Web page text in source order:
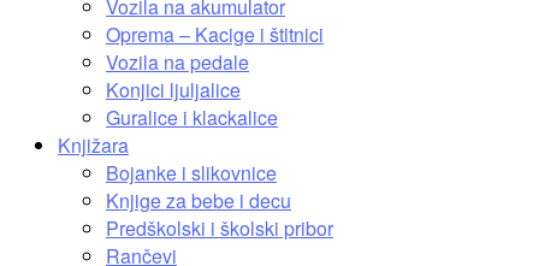
Vozila na akumulator
Oprema – Kacige i štitnici
Vozila na pedale
Konjici ljuljalice
Guralice i klackalice
Knjižara
Bojanke i slikovnice
Knjige za bebe i decu
Predškolski i školski pribor
Rančevi